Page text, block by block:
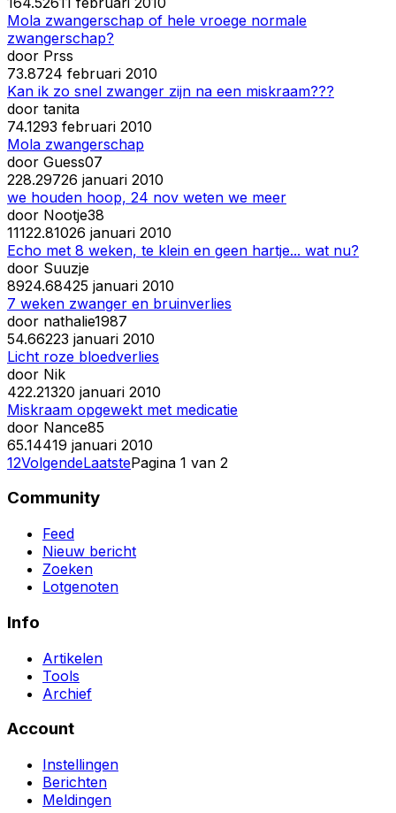
Mola zwangerschap of hele vroege normale
zwangerschap?
door Prss
73.8724 februari 2010
Kan ik zo snel zwanger zijn na een miskraam???
door tanita
74.1293 februari 2010
Mola zwangerschap
door Guess07
228.29726 januari 2010
we houden hoop, 24 nov weten we meer
door Nootje38
11122.81026 januari 2010
Echo met 8 weken, te klein en geen hartje... wat nu?
door Suuzje
8924.68425 januari 2010
7 weken zwanger en bruinverlies
door nathalie1987
54.66223 januari 2010
Licht roze bloedverlies
door Nik
422.21320 januari 2010
Miskraam opgewekt met medicatie
door Nance85
65.14419 januari 2010
12VolgendeLaatstePagina 1 van 2
Community
Feed
Nieuw bericht
Zoeken
Lotgenoten
Info
Artikelen
Tools
Archief
Account
Instellingen
Berichten
Meldingen